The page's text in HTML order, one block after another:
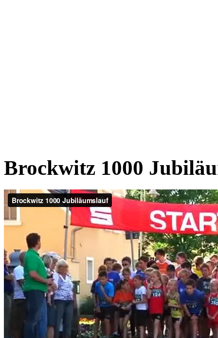
Brockwitz 1000